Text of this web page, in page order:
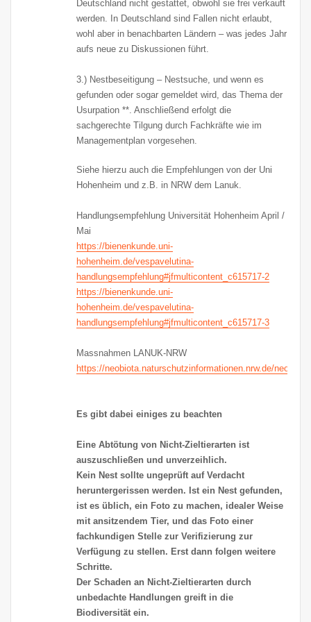
Deutschland nicht gestattet, obwohl sie frei verkauft
werden. In Deutschland sind Fallen nicht erlaubt,
wohl aber in benachbarten Ländern – was jedes Jahr
aufs neue zu Diskussionen führt.
3.) Nestbeseitigung – Nestsuche, und wenn es
gefunden oder sogar gemeldet wird, das Thema der
Usurpation **. Anschließend erfolgt die
sachgerechte Tilgung durch Fachkräfte wie im
Managementplan vorgesehen.
Siehe hierzu auch die Empfehlungen von der Uni
Hohenheim und z.B. in NRW dem Lanuk.
Handlungsempfehlung Universität Hohenheim April /
Mai
https://bienenkunde.uni-
hohenheim.de/vespavelutina-
handlungsempfehlung#jfmulticontent_c615717-2
https://bienenkunde.uni-
hohenheim.de/vespavelutina-
handlungsempfehlung#jfmulticontent_c615717-3
Massnahmen LANUK-NRW
https://neobiota.naturschutzinformationen.nrw.de/
Es gibt dabei einiges zu beachten
Eine Abtötung von Nicht-Zieltierarten ist
auszuschließen und unverzeihlich.
Kein Nest sollte ungeprüft auf Verdacht
heruntergerissen werden. Ist ein Nest gefunden,
ist es üblich, ein Foto zu machen, idealer Weise
mit ansitzendem Tier, und das Foto einer
fachkundigen Stelle zur Verifizierung zur
Verfügung zu stellen. Erst dann folgen weitere
Schritte.
Der Schaden an Nicht-Zieltierarten durch
unbedachte Handlungen greift in die
Biodiversität ein.